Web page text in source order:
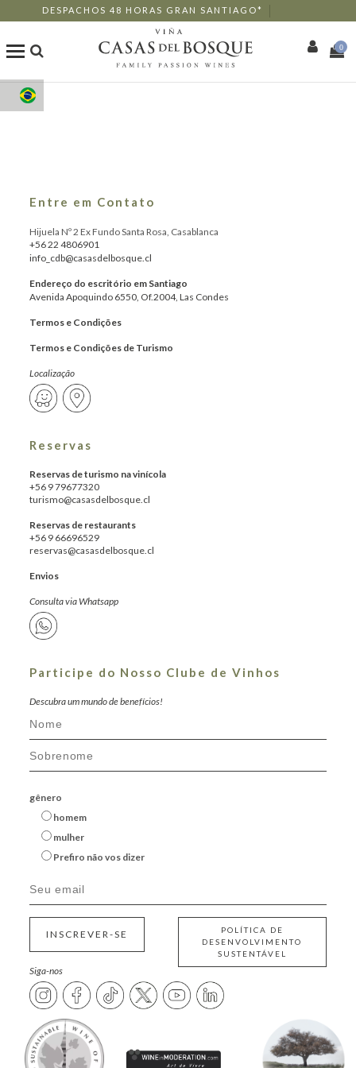
DESPACHOS 48 HORAS GRAN SANTIAGO*
Loja Online
Restaurantes
Eventos
Mais
0
Entre em Contato
Hijuela Nº 2 Ex Fundo Santa Rosa, Casablanca
+56 22 4806901
info_cdb@casasdelbosque.cl
Endereço do escritório em Santiago
Avenida Apoquindo 6550, Of.2004, Las Condes
Termos e Condições
Termos e Condições de Turismo
Localização
Reservas
Reservas de turismo na vinícola
+56 9 79677320
turismo@casasdelbosque.cl
Reservas de restaurants
+56 9 66696529
reservas@casasdelbosque.cl
Envios
Consulta via Whatsapp
Participe do Nosso Clube de Vinhos
Descubra um mundo de benefícios!
gênero
homem
mulher
Prefiro não vos dizer
INSCREVER-SE
POLÍTICA DE
DESENVOLVIMENTO
SUSTENTÁVEL
Siga-nos